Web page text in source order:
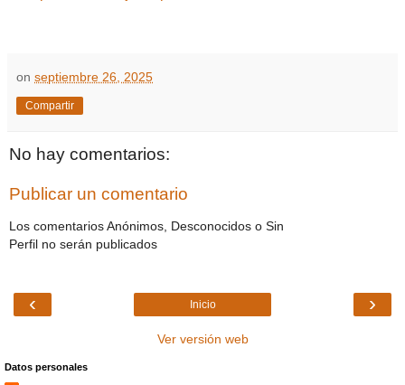
on septiembre 26, 2025
Compartir
No hay comentarios:
Publicar un comentario
Los comentarios Anónimos, Desconocidos o Sin
Perfil no serán publicados
‹ ›
Inicio
Ver versión web
Datos personales